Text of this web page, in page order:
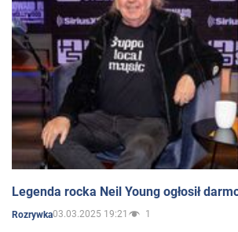
Legenda rocka Neil Young ogłosił
Rozrywka03.03.2025 19:21 1